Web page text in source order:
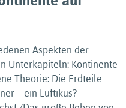
Aspekten der
Unterkapiteln: Kontinente
Theorie: Die Erdteile
– ein Luftikus?